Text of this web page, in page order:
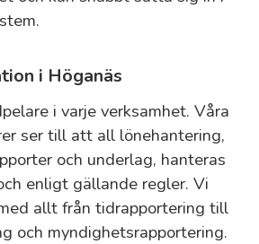
i Höganäs
i varje verksamhet. Våra
ser till att all lönehantering,
och underlag, hanteras
enligt gällande regler. Vi
allt från tidrapportering till
och myndighetsrapportering.